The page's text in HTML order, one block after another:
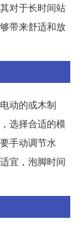
对于长时间站
带来舒适和放
动的或木制
选择合适的模
手动调节水
宜，泡脚时间